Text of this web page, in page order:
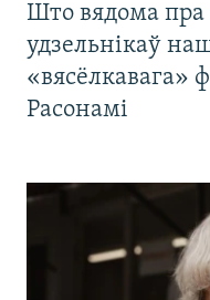
Што вядома
удзельнікаў
«вясёлкавага»
Расонамі